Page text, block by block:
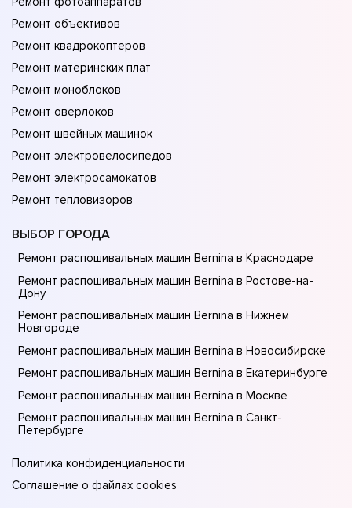
Ремонт объективов
Ремонт квадрокоптеров
Ремонт материнских плат
Ремонт моноблоков
Ремонт оверлоков
Ремонт швейных машинок
Ремонт электровелосипедов
Ремонт электросамокатов
Ремонт тепловизоров
ВЫБОР ГОРОДА
Ремонт распошивальных машин Bernina в Краснодаре
Ремонт распошивальных машин Bernina в Ростове-на-
Донy
Ремонт распошивальных машин Bernina в Нижнем
Новгороде
Ремонт распошивальных машин Bernina в Новосибирске
Ремонт распошивальных машин Bernina в Екатеринбурге
Ремонт распошивальных машин Bernina в Москве
Ремонт распошивальных машин Bernina в Санкт-
Петербурге
Политика конфиденциальности
Соглашение о файлах cookies